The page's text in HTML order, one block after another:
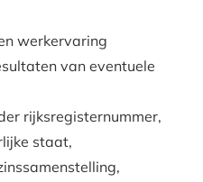
werkervaring
van eventuele
rijksregisternummer,
staat,